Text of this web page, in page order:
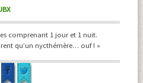
comprenant 1 jour et 1 nuit.
qu’un nycthémère… ouf ! »